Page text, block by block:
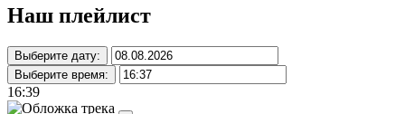
Наш плейлист
Выберите дату:
Выберите время:
16:39